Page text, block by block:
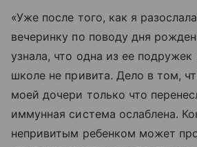
«Уже после того, как я
вечеринку по поводу дня
узнала, что одна из ее подружек
школе не привита. Дело в том,
моей дочери только что
иммунная система ослаблена.
непривитым ребенком может